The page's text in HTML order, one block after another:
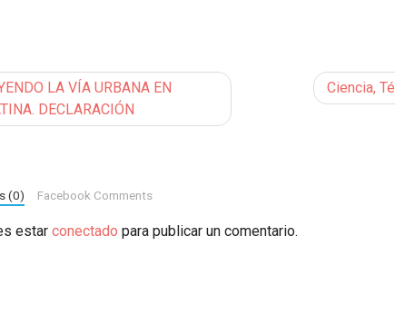
LA VÍA URBANA EN
DECLARACIÓN
Ciencia,
(0) Facebook Comments
estar conectado para publicar un comentario.